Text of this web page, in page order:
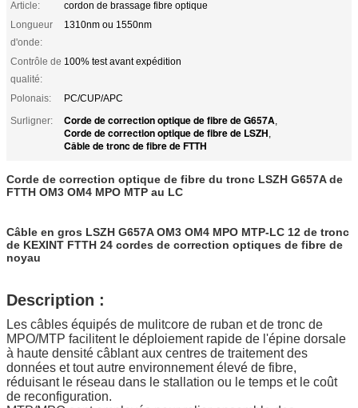
Article:
cordon de brassage fibre optique
Longueur
d'onde:
1310nm ou 1550nm
Contrôle de
qualité:
100% test avant expédition
Polonais:
PC/CUP/APC
Surligner:
Corde de correction optique de fibre de G657A,
Corde de correction optique de fibre de LSZH,
Câble de tronc de fibre de FTTH
Corde de correction optique de fibre du tronc LSZH G657A de
FTTH OM3 OM4 MPO MTP au LC
Câble en gros LSZH G657A OM3 OM4 MPO MTP-LC 12 de tronc
de KEXINT FTTH 24 cordes de correction optiques de fibre de
noyau
Description :
Les câbles équipés de mulitcore de ruban et de tronc de
MPO/MTP facilitent le déploiement rapide de l'épine dorsale
à haute densité câblant aux centres de traitement des
données et tout autre environnement élevé de fibre,
réduisant le réseau dans le stallation ou le temps et le coût
de reconfiguration.